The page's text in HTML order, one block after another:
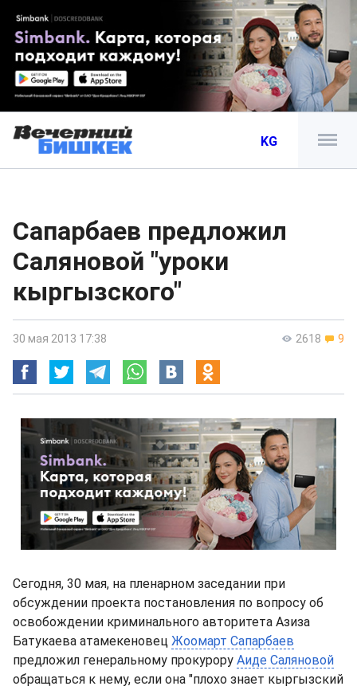
KG
Сапарбаев предложил
Саляновой "уроки
кыргызского"
2618 9
30 мая 2013 17:38
Сегодня, 30 мая, на пленарном заседании при
обсуждении проекта постановления по вопросу об
освобождении криминального авторитета Азиза
Батукаева атамекеновец Жоомарт Сапарбаев
предложил генеральному прокурору Аиде Саляновой
обращаться к нему, если она "плохо знает кыргызский